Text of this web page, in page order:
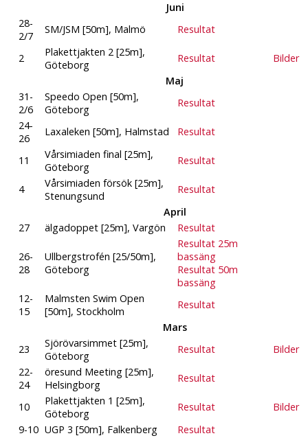
Juni
28-
2/7
SM/JSM [50m], Malmö Resultat
2
Plakettjakten 2 [25m],
Göteborg
Resultat
Bilder
Maj
31-
2/6
Speedo Open [50m],
Göteborg
Resultat
24-
26
Laxaleken [50m], Halmstad Resultat
11
Vårsimiaden final [25m],
Göteborg
Resultat
4
Vårsimiaden försök [25m],
Stenungsund
Resultat
April
27
älgadoppet [25m], Vargön Resultat
26-
28
Ullbergstrofén [25/50m],
Göteborg
Resultat 25m
bassäng
Resultat 50m
bassäng
12-
15
Malmsten Swim Open
[50m], Stockholm
Resultat
Mars
23
Sjörövarsimmet [25m],
Göteborg
Resultat
Bilder
22-
24
öresund Meeting [25m],
Helsingborg
Resultat
10
Plakettjakten 1 [25m],
Göteborg
Resultat
Bilder
9-10 UGP 3 [50m], Falkenberg
Resultat